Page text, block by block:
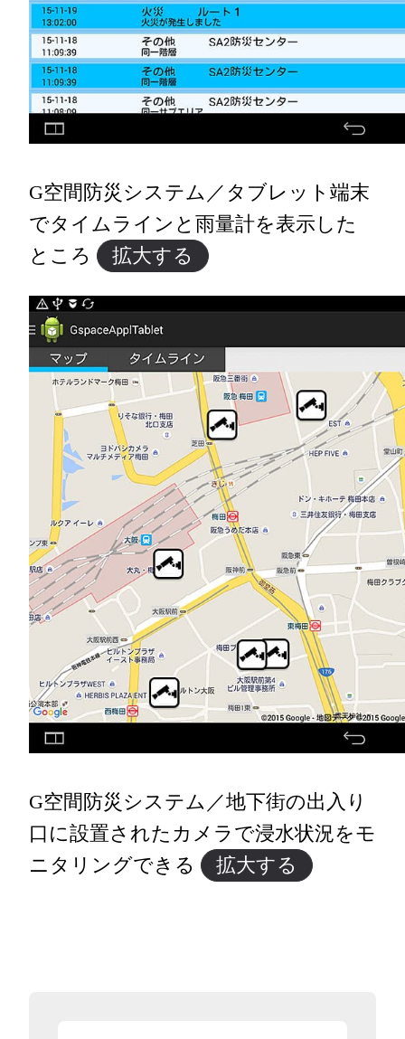
G空間防災システム／タブレット端末
でタイムラインと雨量計を表示した
ところ
拡大する
G空間防災システム／地下街の出入り
口に設置されたカメラで浸水状況をモ
ニタリングできる
拡大する